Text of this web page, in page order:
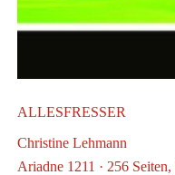
ALLESFRESSER
Christine Lehmann
Ariadne 1211 · 256